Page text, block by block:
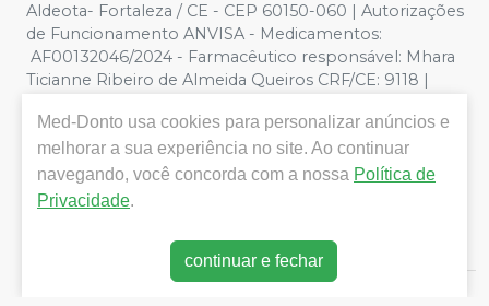
Aldeota- Fortaleza / CE - CEP 60150-060 | Autorizações
de Funcionamento ANVISA - Medicamentos:
AF00132046/2024 - Farmacêutico responsável: Mhara
Ticianne Ribeiro de Almeida Queiros CRF/CE: 9118 |
ilustrativas - Os preços e condições da loja virtual estão
sujeitos a alterações. Em caso de divergência de preços
no site, o valor válido é o do Carrinho de Compra. Não
vendemos por atacado, por isso nos reservamos o
Med-Donto usa cookies para personalizar anúncios e
melhorar a sua experiência no site. Ao continuar
navegando, você concorda com a nossa Política de
Privacidade.
continuar e fechar